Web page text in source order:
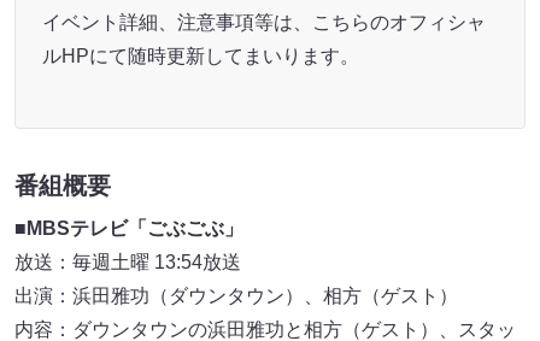
イベント詳細、注意事項等は、こちらのオフィシャ
ルHPにて随時更新してまいります。
番組概要
■MBSテレビ「ごぶごぶ」
放送：毎週土曜 13:54放送
出演：浜田雅功（ダウンタウン）、相方（ゲスト）
内容：ダウンタウンの浜田雅功と相方（ゲスト）、スタッ